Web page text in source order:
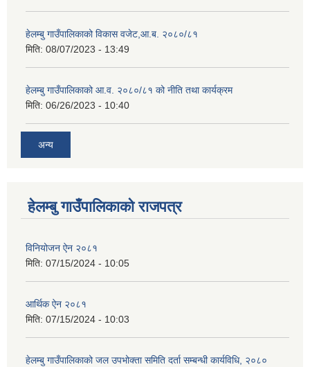
हेलम्बु गाउँपालिकाको विकास वजेट,आ.ब. २०८०/८१
मिति: 08/07/2023 - 13:49
हेलम्बु गाउँपालिकाको आ.व. २०८०/८१ को नीति तथा कार्यक्रम
मिति: 06/26/2023 - 10:40
अन्य
हेलम्बु गाउँपालिकाको राजपत्र
विनियोजन ऐन २०८१
मिति: 07/15/2024 - 10:05
आर्थिक ऐन २०८१
मिति: 07/15/2024 - 10:03
हेलम्बु गाउँपालिकाको जल उपभोक्ता समिति दर्ता सम्बन्धी कार्यविधि, २०८०